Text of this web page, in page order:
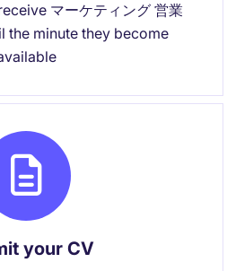
マーケティング 営業
the minute they become
your CV